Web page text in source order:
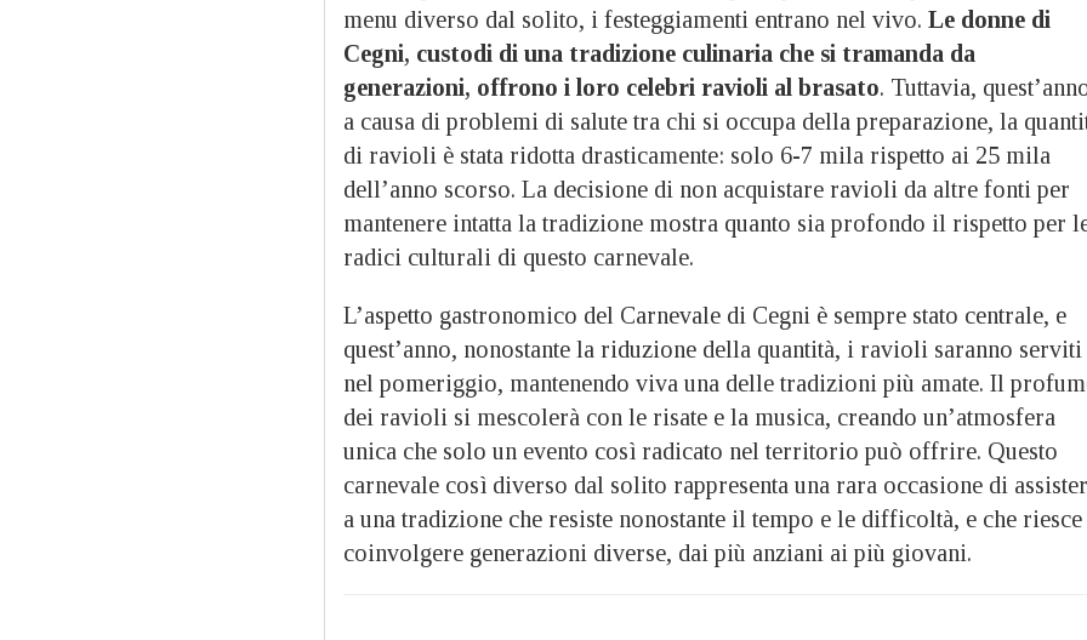
menu diverso dal solito, i festeggiamenti entrano nel vivo. Le donne di
Cegni, custodi di una tradizione culinaria che si tramanda da
generazioni, offrono i loro celebri ravioli al brasato. Tuttavia,
a causa di problemi di salute tra chi si occupa della preparazione, la
di ravioli è stata ridotta drasticamente: solo 6-7 mila rispetto ai 25 mila
dell’anno scorso. La decisione di non acquistare ravioli da altre fonti per
mantenere intatta la tradizione mostra quanto sia profondo il rispetto per
radici culturali di questo carnevale.
L’aspetto gastronomico del Carnevale di Cegni è sempre stato centrale, e
quest’anno, nonostante la riduzione della quantità, i ravioli saranno serviti
nel pomeriggio, mantenendo viva una delle tradizioni più amate. Il
dei ravioli si mescolerà con le risate e la musica, creando un’atmosfera
unica che solo un evento così radicato nel territorio può offrire. Questo
carnevale così diverso dal solito rappresenta una rara occasione di
a una tradizione che resiste nonostante il tempo e le difficoltà, e che riesce
coinvolgere generazioni diverse, dai più anziani ai più giovani.